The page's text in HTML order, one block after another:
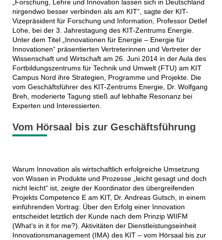
„Forschung, Lehre und Innovation lassen sich in Deutschland
nirgendwo besser verbinden als am KIT“, sagte der KIT-
Vizepräsident für Forschung und Information, Professor Detlef
Löhe, bei der 3. Jahrestagung des KIT-Zentrums Energie.
Unter dem Titel „Innovationen für Energie – Energie für
Innovationen“ präsentierten Vertreterinnen und Vertreter der
Wissenschaft und Wirtschaft am 26. Juni 2014 in der Aula des
Fortbildungszentrums für Technik und Umwelt (FTU) am KIT
Campus Nord ihre Strategien, Programme und Projekte. Die
vom Geschäftsführer des KIT-Zentrums Energie, Dr. Wolfgang
Breh, moderierte Tagung stieß auf lebhafte Resonanz bei
Experten und Interessierten.
Vom Hörsaal bis zur Geschäftsführung
Warum Innovation als wirtschaftlich erfolgreiche Umsetzung
von Wissen in Produkte und Prozesse „leicht gesagt und doch
nicht leicht“ ist, zeigte der Koordinator des übergreifenden
Projekts Competence E am KIT, Dr. Andreas Gutsch, in einem
einführenden Vortrag: Über den Erfolg einer Innovation
entscheidet letztlich der Kunde nach dem Prinzip WIIFM
(What‘s in it for me?). Aktivitäten der Dienstleistungseinheit
Innovationsmanagement (IMA) des KIT – vom Hörsaal bis zur